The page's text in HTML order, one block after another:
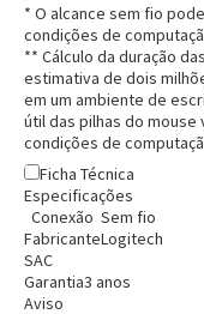
Entrega
Cartão de
Retire na
* O alcance sem fio
condições de
** Cálculo da duração
estimativa de dois
em um ambiente de
útil das pilhas do
condições de
Ficha Técnica
Especificações
Conexão Sem fio
FabricanteLogitech
SAC
Garantia3 anos
Aviso